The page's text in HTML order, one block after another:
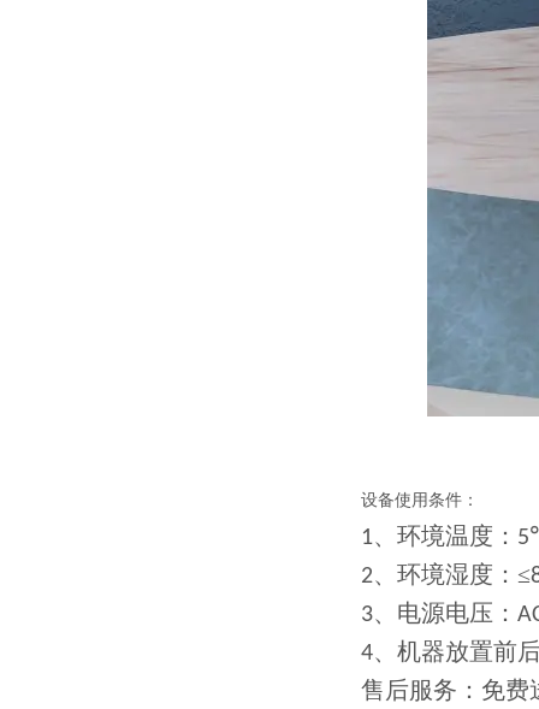
设备使用条件：
1、环境温度： 5
2、环境湿度：≤
3、电源电压：
4、机器放置前
售后服务：免费